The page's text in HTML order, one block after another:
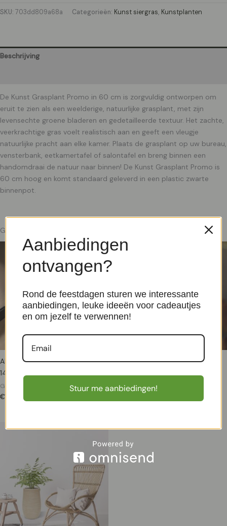
SKU: 703dd809a68a Categorieën: Kunst siergras, Kunstplanten
Beschrijving
De Kunst Grasplant Promo in 60 cm is zorgvuldig ontworpen om
eruit te zien als een weelderige, natuurlijke grasplant, met zijn
levensechte groene bladeren en gedetailleerde textuur. Het zachte,
veerkrachtige gras voelt realistisch aan en geeft een vleugje
natuurlijke pracht aan elke kamer. Plaats de grasplant op uw bureau,
vensterbank, eetkamertafel of salontafel en breng binnen een
handomdraai de natuur naar binnen! De Kunst Grasplant Promo is
60 cm hoog en komt standaard geleverd in een plastic zwarte
binnenpot.
Gerelateerde producten
Alocasia Sarian kunstplant
140cm
Groene kunstplanten
€119,95
Alocasia Kunstplant 40cm
Groene kunstplanten
Aanbiedingen
ontvangen?
Rond de feestdagen sturen we interessante
aanbiedingen, leuke ideeën voor cadeautjes
en om jezelf te verwennen!
Stuur me aanbiedingen!